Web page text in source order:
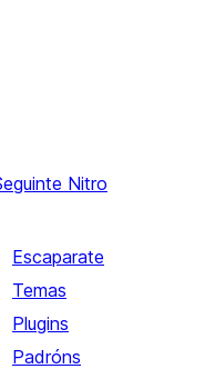
Nitro
Escaparate
Temas
Plugins
Padróns